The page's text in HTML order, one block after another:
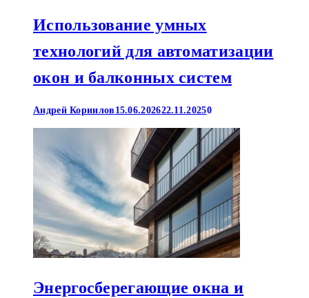
Использование умных
технологий для автоматизации
окон и балконных систем
Андрей Корнилов 15.06.202622.11.20250
Энергосберегающие окна и